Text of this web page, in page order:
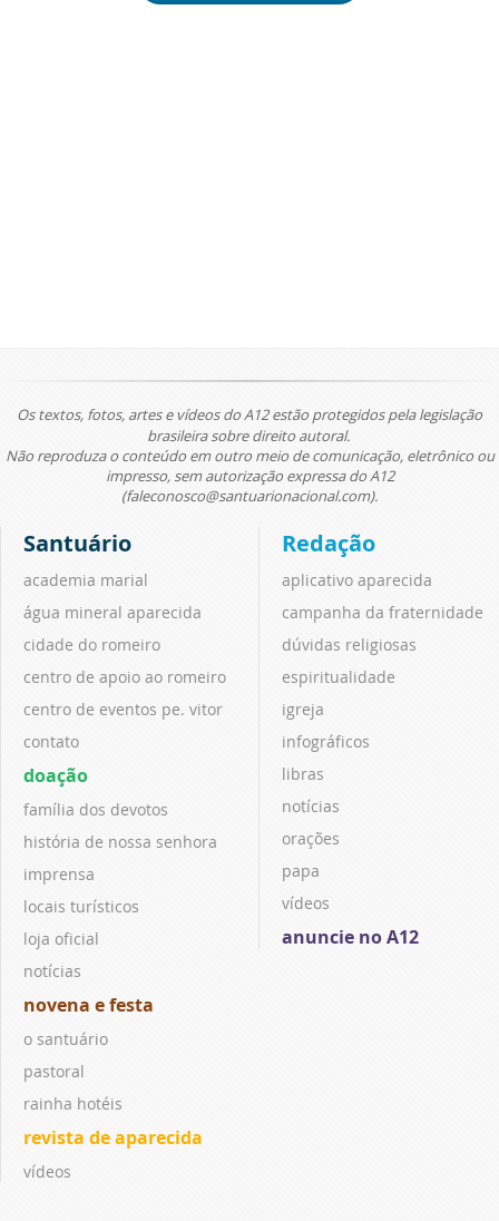
Os textos, fotos, artes e vídeos do A12 estão protegidos pela legislação
brasileira sobre direito autoral.
Não reproduza o conteúdo em outro meio de comunicação, eletrônico ou
impresso, sem autorização expressa do A12
(faleconosco@santuarionacional.com).
Santuário
academia marial
água mineral aparecida
cidade do romeiro
centro de apoio ao romeiro
centro de eventos pe. vitor
contato
doação
família dos devotos
história de nossa senhora
imprensa
locais turísticos
loja oficial
notícias
novena e festa
o santuário
pastoral
rainha hotéis
revista de aparecida
vídeos
Redação
aplicativo aparecida
campanha da fraternidade
dúvidas religiosas
espiritualidade
igreja
infográficos
libras
notícias
orações
papa
vídeos
anuncie no A12